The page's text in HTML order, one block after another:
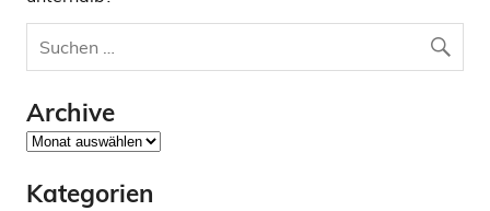
Archive
Archive
Kategorien